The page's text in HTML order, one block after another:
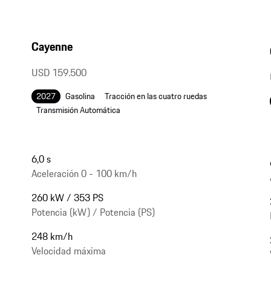
Cayenne
USD 159.500
2027 Gasolina
Tracción en las cuatro ruedas
Transmisión Automática
6,0 s
Aceleración 0 - 100 km/h
260 kW / 353 PS
Potencia (kW) / Potencia (PS)
248 km/h
Velocidad máxima